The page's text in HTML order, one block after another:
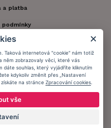
a platba
podmínky
údajů
v kontaktu.
Taková internetová "cookie" nám totiž
něm zobrazovaly věci, které vás
dáte souhlas, který vyjádříte kliknutím
kdykoliv změnit přes „Nastavení
na stránce Zpracování cookies
vše